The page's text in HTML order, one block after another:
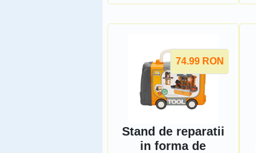
74.99 RON
Stand de reparatii
in forma de